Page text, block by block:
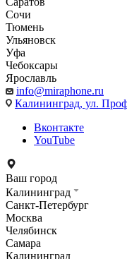
Сочи
Тюмень
Ульяновск
Уфа
Чебоксары
Ярославль
info@miraphone.ru
Калининград, ул.
Вконтакте
YouTube
Ваш город
Калининград
Санкт-Петербург
Москва
Челябинск
Самара
Калининград